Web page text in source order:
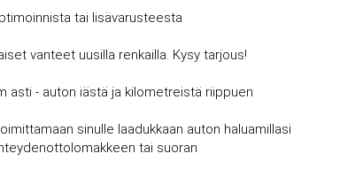
tai lisävarusteesta
vanteet uusilla renkailla. Kysy tarjous!
asti - auton iästä ja kilometreistä riippuen
sinulle laadukkaan auton haluamillasi
tai suoran